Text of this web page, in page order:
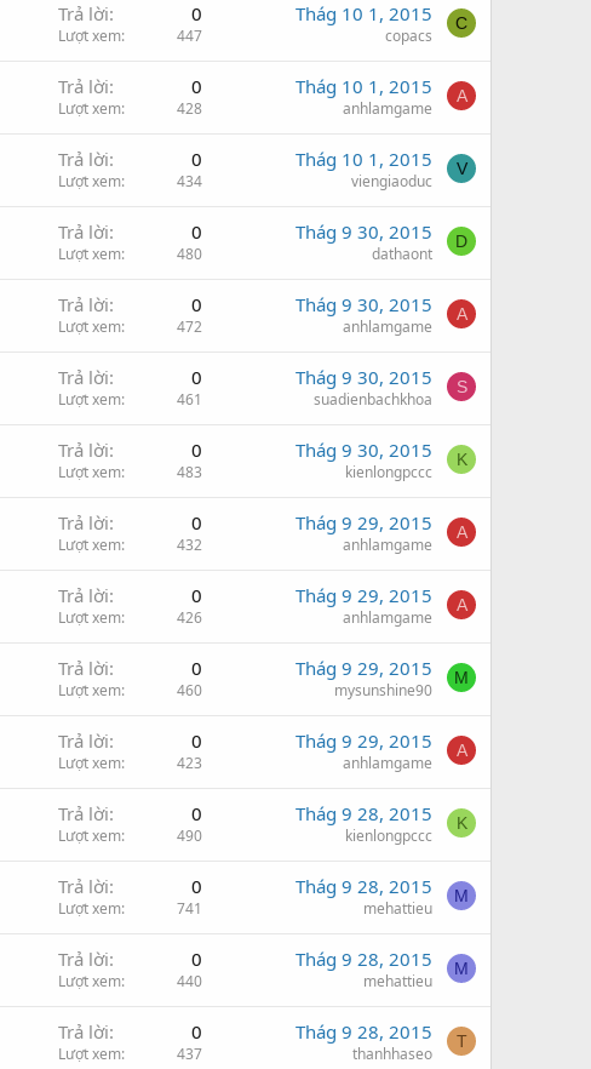
Trả lời 0
Lượt xem 447
Thág 10 1, 2015
copacs
C
Trả lời 0
Lượt xem 428
Thág 10 1, 2015
anhlamgame
A
Trả lời 0
Lượt xem 434
Thág 10 1, 2015
viengiaoduc
V
Trả lời 0
Lượt xem 480
Thág 9 30, 2015
dathaont
D
Trả lời 0
Lượt xem 472
Thág 9 30, 2015
anhlamgame
A
Trả lời 0
Lượt xem 461
Thág 9 30, 2015
suadienbachkhoa
S
Trả lời 0
Lượt xem 483
Thág 9 30, 2015
kienlongpccc
K
Trả lời 0
Lượt xem 432
Thág 9 29, 2015
anhlamgame
A
Trả lời 0
Lượt xem 426
Thág 9 29, 2015
anhlamgame
A
Trả lời 0
Lượt xem 460
Thág 9 29, 2015
mysunshine90
M
Trả lời 0
Lượt xem 423
Thág 9 29, 2015
anhlamgame
A
Trả lời 0
Lượt xem 490
Thág 9 28, 2015
kienlongpccc
K
Trả lời 0
Lượt xem 741
Thág 9 28, 2015
mehattieu
M
Trả lời 0
Lượt xem 440
Thág 9 28, 2015
mehattieu
M
Trả lời 0
Lượt xem 437
Thág 9 28, 2015
thanhhaseo
T